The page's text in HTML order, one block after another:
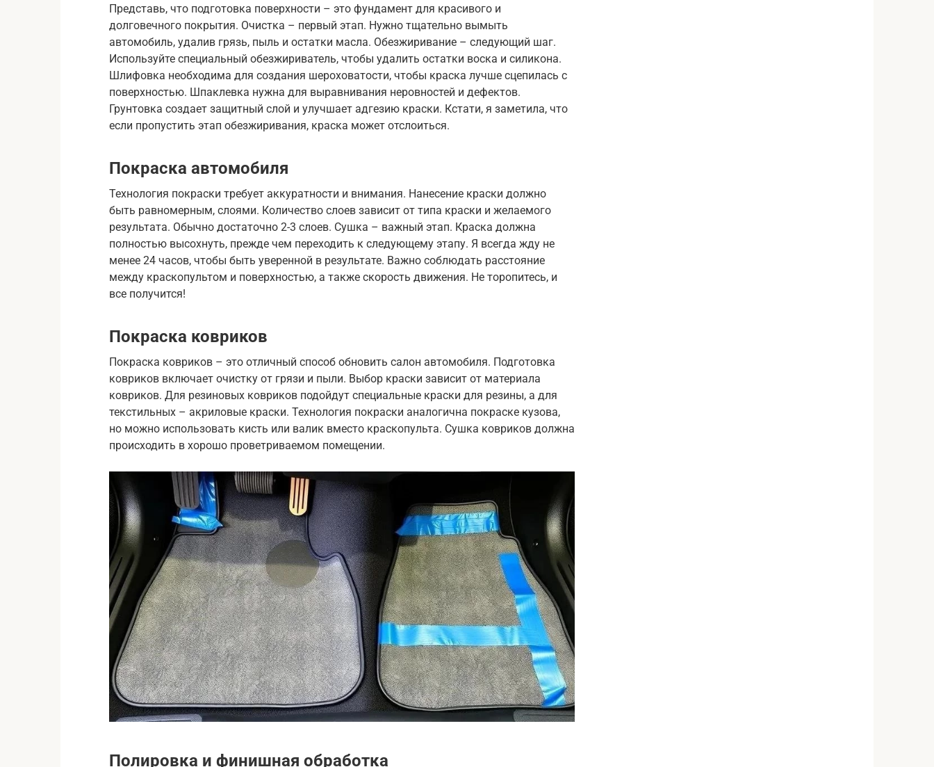
Представь, что подготовка поверхности – это фундамент для красивого и
долговечного покрытия. Очистка – первый этап. Нужно тщательно вымыть
автомобиль, удалив грязь, пыль и остатки масла. Обезжиривание – следующий шаг.
Используйте специальный обезжириватель, чтобы удалить остатки воска и силикона.
Шлифовка необходима для создания шероховатости, чтобы краска лучше сцепилась с
поверхностью. Шпаклевка нужна для выравнивания неровностей и дефектов.
Грунтовка создает защитный слой и улучшает адгезию краски. Кстати, я заметила, что
если пропустить этап обезжиривания, краска может отслоиться.
Покраска автомобиля
Технология покраски требует аккуратности и внимания. Нанесение краски должно
быть равномерным, слоями. Количество слоев зависит от типа краски и желаемого
результата. Обычно достаточно 2-3 слоев. Сушка – важный этап. Краска должна
полностью высохнуть, прежде чем переходить к следующему этапу. Я всегда жду не
менее 24 часов, чтобы быть уверенной в результате. Важно соблюдать расстояние
между краскопультом и поверхностью, а также скорость движения. Не торопитесь, и
все получится!
Покраска ковриков
Покраска ковриков – это отличный способ обновить салон автомобиля. Подготовка
ковриков включает очистку от грязи и пыли. Выбор краски зависит от материала
ковриков. Для резиновых ковриков подойдут специальные краски для резины, а для
текстильных – акриловые краски. Технология покраски аналогична покраске кузова,
но можно использовать кисть или валик вместо краскопульта. Сушка ковриков должна
происходить в хорошо проветриваемом помещении.
Полировка и финишная обработка